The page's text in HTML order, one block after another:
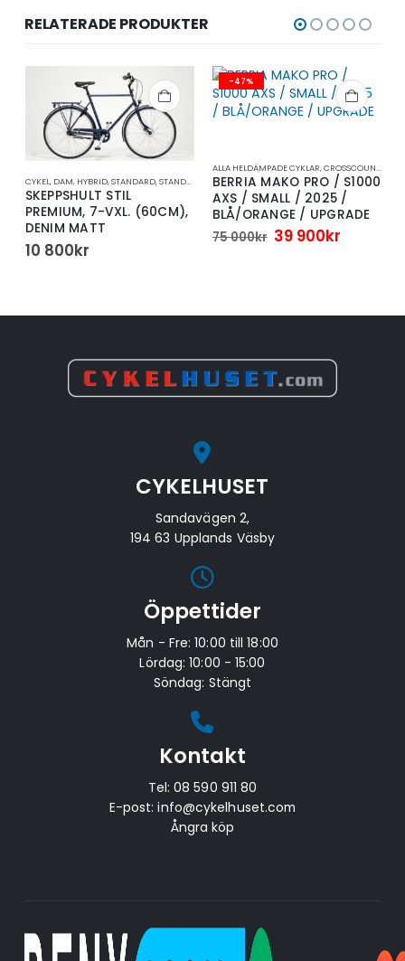
RELATERADE PRODUKTER
,CYKEL,MTB
CYKEL, DAM, HYBRID,STANDARD,STANDARDCYKEL
SKEPPSHULT STIL
PREMIUM, 7-VXL. (60CM),
DENIM MATT
10 800kr
-47%
ALLA HELDÄMPADE CYKLAR,CROSSCOUNTRY/DOWNCOUNTRY
BERRIA MAKO PRO / S1000
AXS / SMALL / 2025 /
BLÅ/ORANGE / UPGRADE
75 000kr Det
39 900krDet
CYKELHUSET
Sandavägen 2,
194 63 Upplands Väsby
Öppettider
Mån - Fre: 10:00 till 18:00
Lördag: 10:00 - 15:00
Söndag: Stängt
Kontakt
Tel:08 590 911 80
E-post:info@cykelhuset.com
Ångra köp